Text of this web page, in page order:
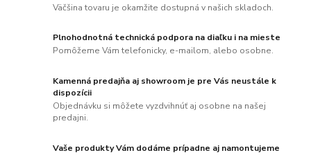
Väčšina tovaru je okamžite dostupná v našich skladoch.
Plnohodnotná technická podpora na diaľku i na mieste
Pomôžeme Vám telefonicky, e-mailom, alebo osobne.
Kamenná predajňa aj showroom je pre Vás neustále k
dispozícii
Objednávku si môžete vyzdvihnúť aj osobne na našej
predajni.
Vaše produkty Vám dodáme prípadne aj namontujeme